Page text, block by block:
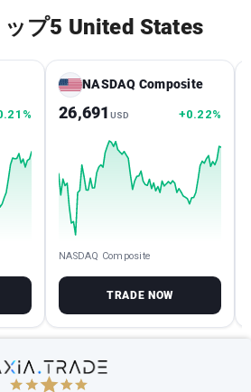
プ5 United States
NASDAQ Composite
26,691 USD +0.22%
NASDAQ Composite
TRADE NOW